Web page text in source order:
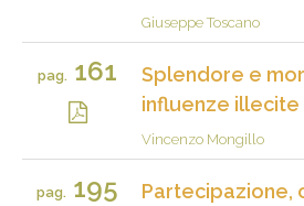
Giuseppe Toscano
pag. 161
Splendore e
influenze illecite
Vincenzo Mongillo
pag. 195
Partecipazione,